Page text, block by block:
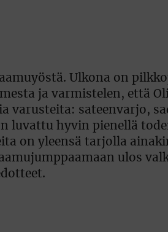
Ulkona on
ja varmistelen, että
varusteita: sateenvarjo,
luvattu hyvin pienellä
on yleensä tarjolla
ulos